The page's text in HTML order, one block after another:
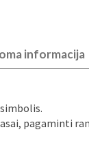
informacija
pagaminti